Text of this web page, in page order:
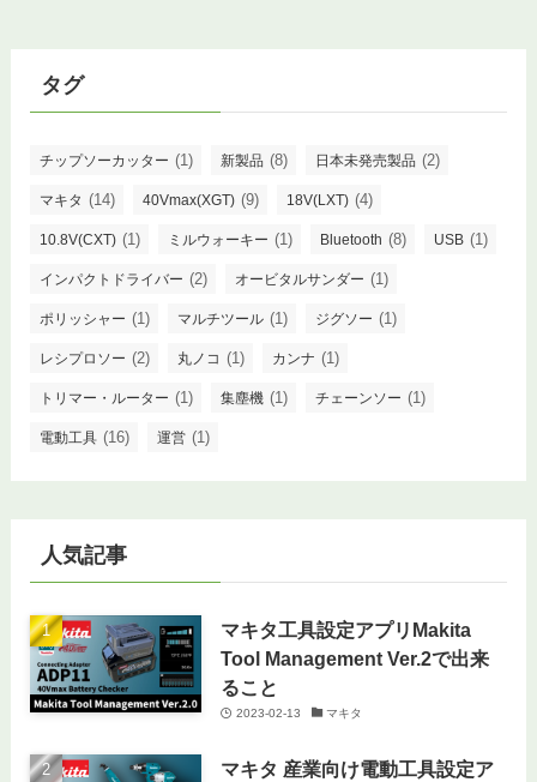
タグ
チップソーカッター (1) 新製品 (8) 日本未発売製品 (2)
マキタ (14) 40Vmax(XGT) (9) 18V(LXT) (4)
10.8V(CXT) (1) ミルウォーキー (1) Bluetooth (8) USB (1)
インパクトドライバー (2) オービタルサンダー (1)
ポリッシャー (1) マルチツール (1) ジグソー (1)
レシプロソー (2) 丸ノコ (1) カンナ (1)
トリマー・ルーター (1) 集塵機 (1) チェーンソー (1)
電動工具 (16) 運営 (1)
人気記事
マキタ工具設定アプリMakita
Tool Management Ver.2で出来
ること
2023-02-13 マキタ
マキタ 産業向け電動工具設定ア